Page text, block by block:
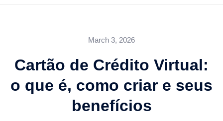
March 3, 2026
Cartão de Crédito Virtual:
o que é, como criar e seus
benefícios